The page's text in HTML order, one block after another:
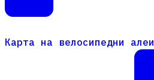
Карта на велосипедни алеи
Карта на велосипедни алеи